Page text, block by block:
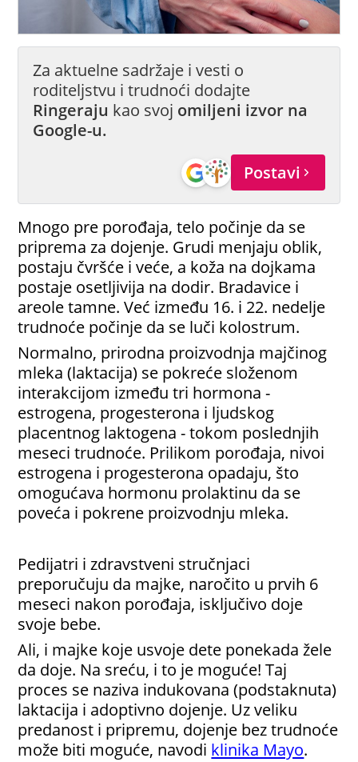
Za aktuelne sadržaje i vesti o
roditeljstvu i trudnoći dodajte
Ringeraju kao svoj omiljeni izvor na
Google-u.
Postavi
Mnogo pre porođaja, telo počinje da se
priprema za dojenje. Grudi menjaju oblik,
postaju čvršće i veće, a koža na dojkama
postaje osetljivija na dodir. Bradavice i
areole tamne. Već između 16. i 22. nedelje
trudnoće počinje da se luči kolostrum.
Normalno, prirodna proizvodnja majčinog
mleka (laktacija) se pokreće složenom
interakcijom između tri hormona -
estrogena, progesterona i ljudskog
placentnog laktogena - tokom poslednjih
meseci trudnoće. Prilikom porođaja, nivoi
estrogena i progesterona opadaju, što
omogućava hormonu prolaktinu da se
poveća i pokrene proizvodnju mleka.
Pedijatri i zdravstveni stručnjaci
preporučuju da majke, naročito u prvih 6
meseci nakon porođaja, isključivo doje
svoje bebe.
Ali, i majke koje usvoje dete ponekada žele
da doje. Na sreću, i to je moguće! Taj
proces se naziva indukovana (podstaknuta)
laktacija i adoptivno dojenje. Uz veliku
predanost i pripremu, dojenje bez trudnoće
može biti moguće, navodi klinika Mayo.